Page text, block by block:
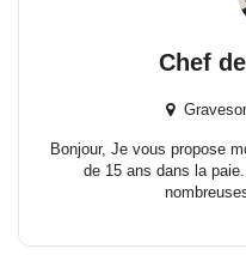
Chef
Bonjour, Je vous propose
de 15 ans dans la